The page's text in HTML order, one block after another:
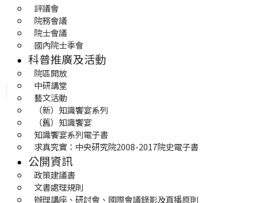
評議會
院務會議
院士會議
國內院士季會
科普推廣及活動
院區開放
中研講堂
藝文活動
（新）知識饗宴系列
（舊）知識饗宴
知識饗宴系列電子書
求真究實：中央研究院2008-2017院史電子書
公開資訊
政策建議書
文書處理規則
辦理講座、研討會、國際會議錄影及直播原則